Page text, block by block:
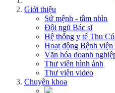
Giới thiệu
Sứ mệnh - tầm nhìn
Đội ngũ Bác sĩ
Hệ thống y tế Thu
Hoạt động Bệnh
Văn hóa doanh
Thư viện hình ảnh
Thư viện video
Chuyên khoa